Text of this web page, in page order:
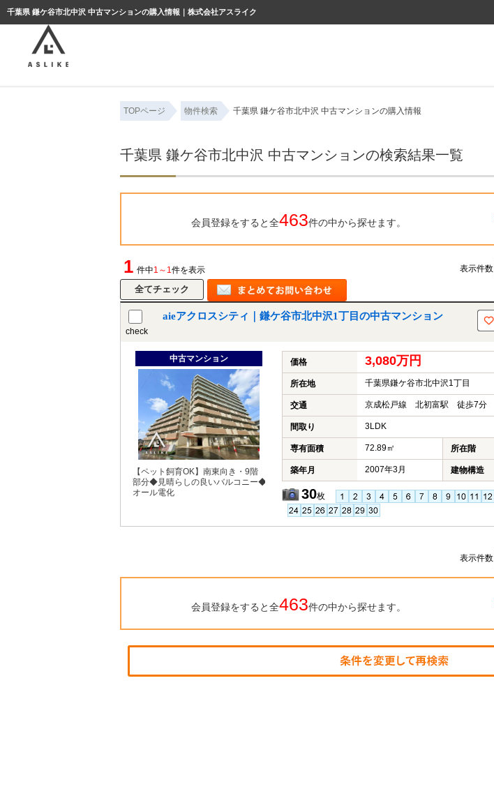
千葉県 鎌ケ谷市北中沢 中古マンションの購入情報｜株式会社アスライク
TOPページ 物件検索 千葉県 鎌ケ谷市北中沢 中古マンションの購入情報
千葉県 鎌ケ谷市北中沢 中古マンションの検索結果一覧
会員登録をすると全463件の中から探せます。
1 件中1～1件を表示 表示件数
check
aieアクロスシティ｜鎌ケ谷市北中沢1丁目の中古マンション
中古マンション
【ペット飼育OK】南東向き・9階
部分◆見晴らしの良いバルコニー◆
オール電化
価格 3,080万円
所在地 千葉県鎌ケ谷市北中沢1丁目
交通 京成松戸線 北初富駅 徒歩7分
間取り 3LDK
専有面積 72.89㎡ 所在階
築年月 2007年3月 建物構造
30枚
表示件数
会員登録をすると全463件の中から探せます。
ようこそゲスト様